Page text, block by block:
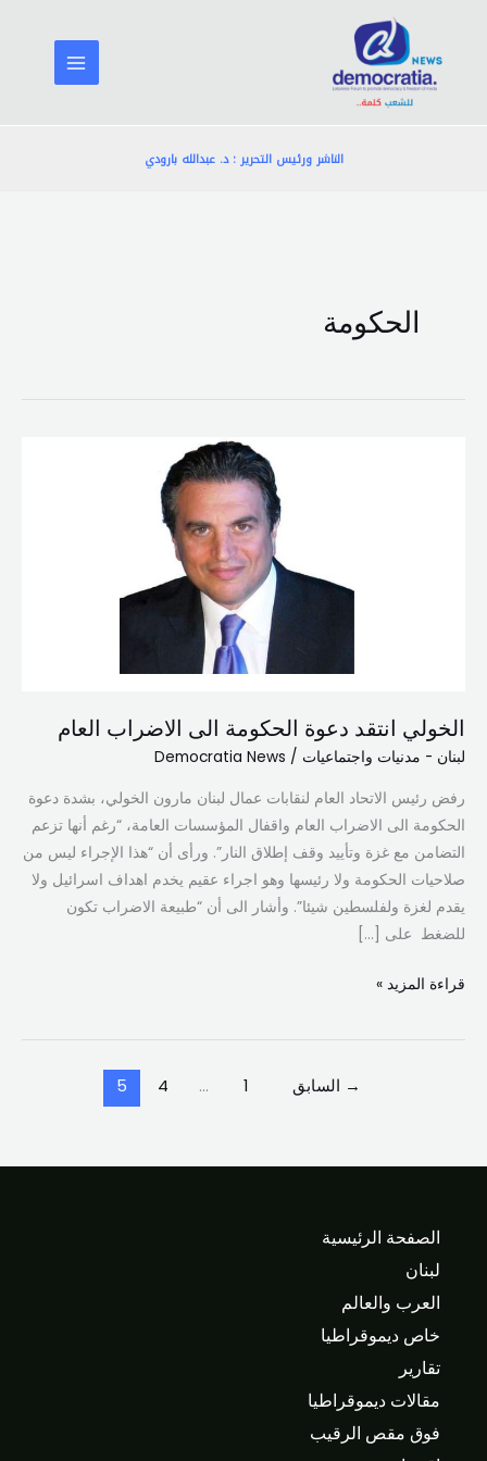
المحتوى
الناشر ورئيس التحرير : د. عبدالله بارودي
الحكومة
الخولي انتقد دعوة الحكومة الى الاضراب العام
لبنان - مدنيات واجتماعيات /
Democratia News
رفض رئيس الاتحاد العام لنقابات عمال لبنان مارون الخولي، بشدة دعوة
الحكومة الى الاضراب العام واقفال المؤسسات العامة، “رغم أنها تزعم
التضامن مع غزة وتأييد وقف إطلاق النار”. ورأى أن “هذا الإجراء ليس من
صلاحيات الحكومة ولا رئيسها وهو اجراء عقيم يخدم اهداف اسرائيل ولا
يقدم لغزة ولفلسطين شيئا”. وأشار الى أن “طبيعة الاضراب تكون
للضغط على […]
قراءة المزيد »
→ السابق 1
…
4
5
الصفحة الرئيسية
لبنان
العرب والعالم
خاص ديموقراطيا
تقارير
مقالات ديموقراطيا
فوق مقص الرقيب